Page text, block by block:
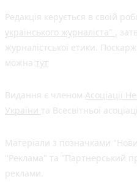
Редакція керується в своїй
українського журналіста" ,
журналістської етики.
можна тут
Видання є членом Асоціації
України та Всесвітньої
Матеріали з позначками
"Реклама" та "Партнерський
реклами.